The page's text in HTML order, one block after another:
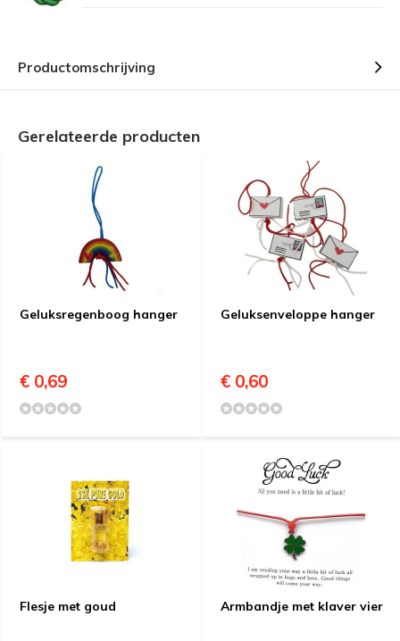
Productomschrijving
Gerelateerde producten
Geluksregenboog hanger
€ 0,69
Geluksenveloppe hanger
€ 0,60
Flesje met goud Armbandje met klaver vier